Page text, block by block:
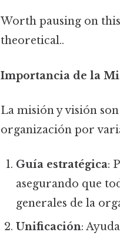
Worth pausing on
theoretical..
Importancia de la
La misión y visión
organización por
Guía estratégica:
asegurando que
generales de la
Unificación: